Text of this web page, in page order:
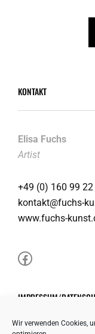
Wir verwenden Cookies,
KONTAKT
Elisa Fuchs
Artist
+49 (0) 160 99 22
kontakt@fuchs-
www.fuchs-
Facebook
IMPRESSUM/